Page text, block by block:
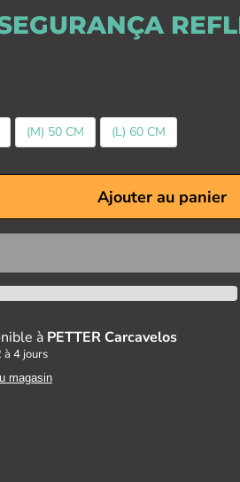
(M) 50 CM (L) 60 CM
Ajouter au panier
à PETTER Carcavelos
4 jours
magasin